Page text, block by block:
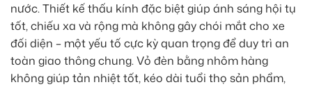
nước. Thiết kế thấu kính đặc biệt giúp ánh sáng hội tụ
tốt, chiếu xa và rộng mà không gây chói mắt cho xe
đối diện – một yếu tố cực kỳ quan trọng để duy trì an
toàn giao thông chung. Vỏ đèn bằng nhôm hàng
không giúp tản nhiệt tốt, kéo dài tuổi thọ sản phẩm,